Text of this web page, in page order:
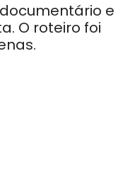
documentário e
O roteiro foi